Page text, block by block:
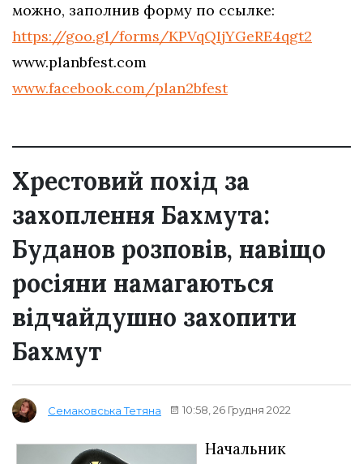
можно, заполнив форму по ссылке:
https://goo.gl/forms/KPVqQIjYGeRE4qgt2
www.planbfest.com
www.facebook.com/plan2bfest
Хрестовий похід за
захоплення Бахмута:
Буданов розповів, навіщо
росіяни намагаються
відчайдушно захопити
Бахмут
Семаковська Тетяна 10:58, 26 Грудня 2022
Начальник